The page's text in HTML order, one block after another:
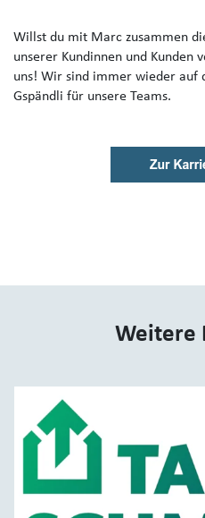
Willst du mit Marc zusammen
unserer Kundinnen und Kunden
uns! Wir sind immer wieder auf
Gspändli für unsere Teams.
Weitere